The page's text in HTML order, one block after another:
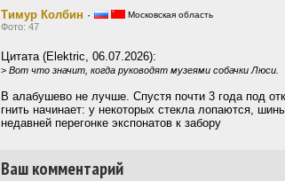
Тимур Колбин · Московская область
Фото: 47
Цитата (Elektric, 06.07.2026):
> Вот что значит, когда руководят музеями собачки Люси.
В алабушево не лучше. Спустя почти 3 года под
гнить начинает: у некоторых стекла лопаются,
недавней перегонке экспонатов к забору
Ваш комментарий